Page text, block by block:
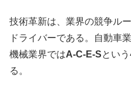
技術革新は、業界の競争ル
ドライバーである。自動車
機械業界ではA-C-E-Sとい
る。